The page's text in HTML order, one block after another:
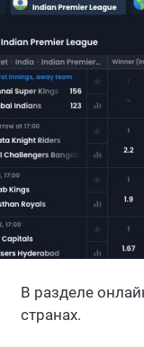
В разделе
странах.